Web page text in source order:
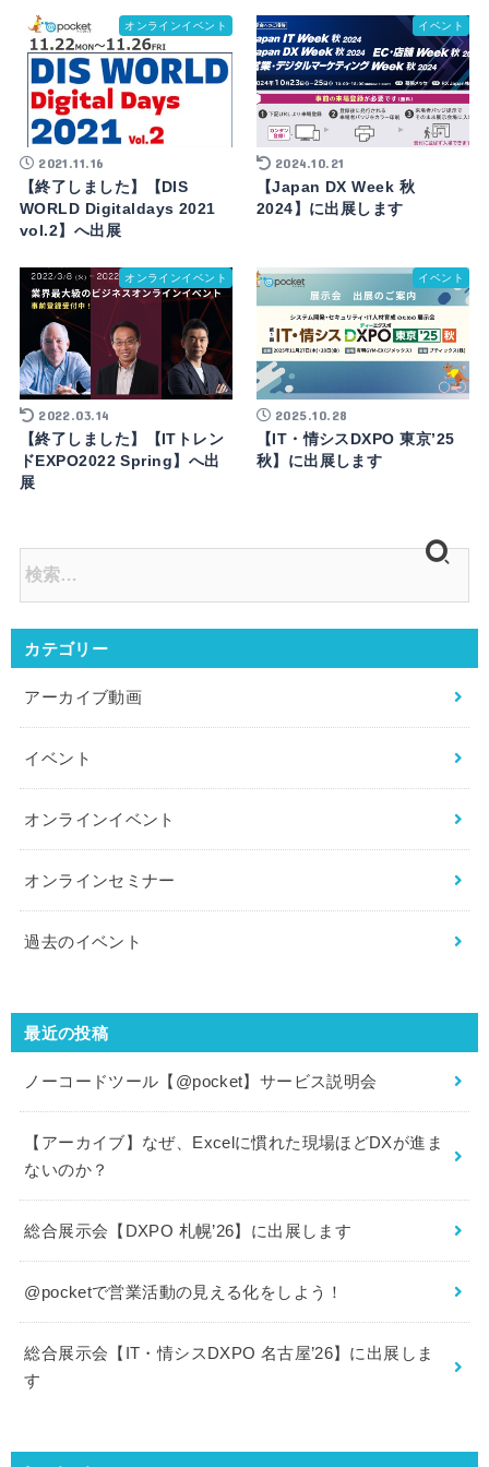
オンラインイベント
2021.11.16
【終了しました】【DIS
WORLD Digitaldays 2021
vol.2】へ出展
イベント
2024.10.21
【Japan DX Week 秋
2024】に出展します
オンラインイベント
2022.03.14
【終了しました】【ITトレン
ドEXPO2022 Spring】へ出
展
イベント
2025.10.28
【IT・情シスDXPO 東京’25
秋】に出展します
カテゴリー
アーカイブ動画
イベント
オンラインイベント
オンラインセミナー
過去のイベント
最近の投稿
ノーコードツール【@pocket】サービス説明会
【アーカイブ】なぜ、Excelに慣れた現場ほどDXが進ま
ないのか？
総合展示会【DXPO 札幌’26】に出展します
@pocketで営業活動の見える化をしよう！
総合展示会【IT・情シスDXPO 名古屋’26】に出展しま
す